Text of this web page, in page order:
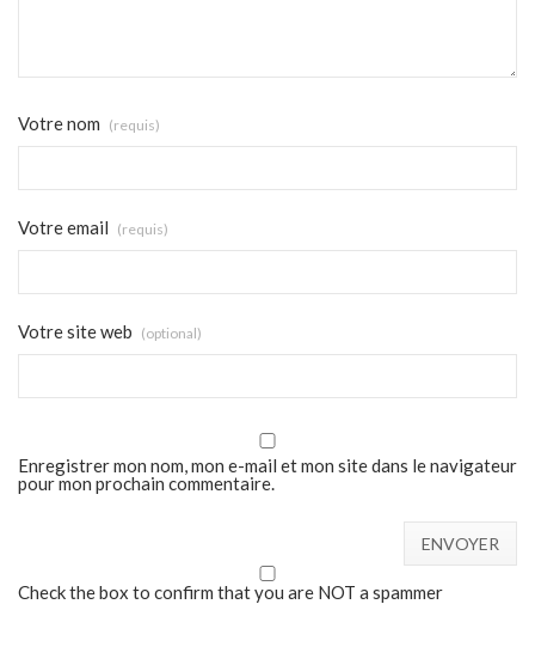
Votre nom (requis)
Votre email (requis)
Votre site web (optional)
Enregistrer mon nom, mon e-mail et mon site dans le navigateur
pour mon prochain commentaire.
Check the box to confirm that you are NOT a spammer